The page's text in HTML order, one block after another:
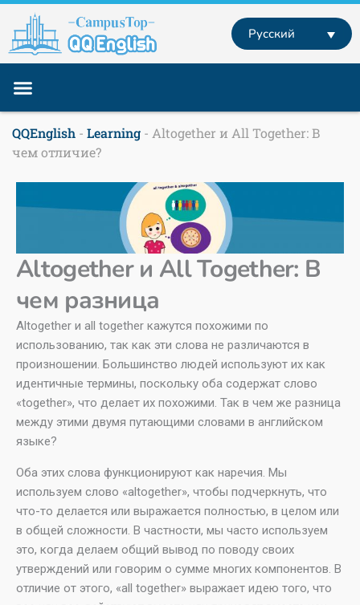
Перейти
содержимому
Русский
QQEnglish - Learning - Altogether и All Together: В
чем отличие?
Altogether и All Together: В
чем разница
Altogether и all together кажутся похожими по
использованию, так как эти слова не различаются в
произношении. Большинство людей используют их как
идентичные термины, поскольку оба содержат слово
«together», что делает их похожими. Так в чем же разница
между этими двумя путающими словами в английском
языке?
Оба этих слова функционируют как наречия. Мы
используем слово «altogether», чтобы подчеркнуть, что
что-то делается или выражается полностью, в целом или
в общей сложности. В частности, мы часто используем
это, когда делаем общий вывод по поводу своих
утверждений или говорим о сумме многих компонентов. В
отличие от этого, «all together» выражает идею того, что